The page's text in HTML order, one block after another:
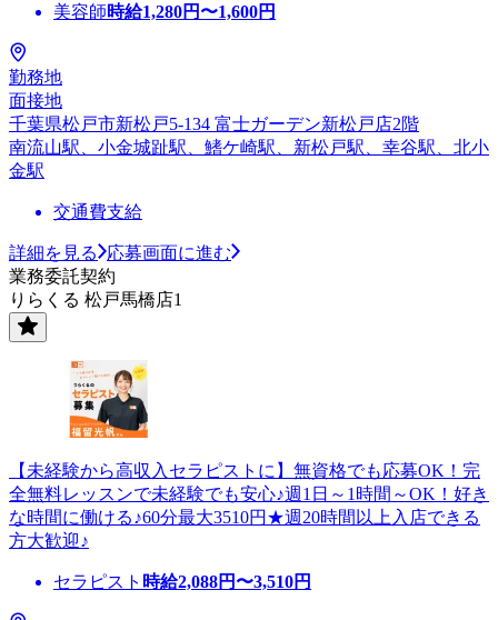
美容師時給1,280円〜1,600円
勤務地
面接地
千葉県松戸市新松戸5-134 富士ガーデン新松戸店2階
南流山駅、小金城趾駅、鰭ケ崎駅、新松戸駅、幸谷駅、北小
金駅
交通費支給
詳細を見る
応募画面に進む
業務委託契約
りらくる 松戸馬橋店1
【未経験から高収入セラピストに】無資格でも応募OK！完
全無料レッスンで未経験でも安心♪週1日～1時間～OK！好き
な時間に働ける♪60分最大3510円★週20時間以上入店できる
方大歓迎♪
セラピスト 時給2,088円〜3,510円